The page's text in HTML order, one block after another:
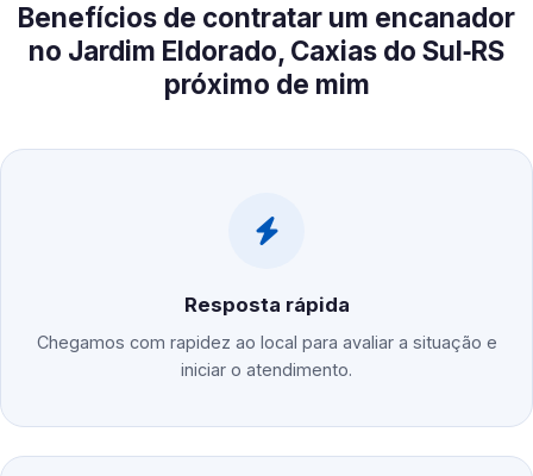
Benefícios de contratar um encanador
no Jardim Eldorado, Caxias do Sul‑RS
próximo de mim
Resposta rápida
Chegamos com rapidez ao local para avaliar a situação e
iniciar o atendimento.